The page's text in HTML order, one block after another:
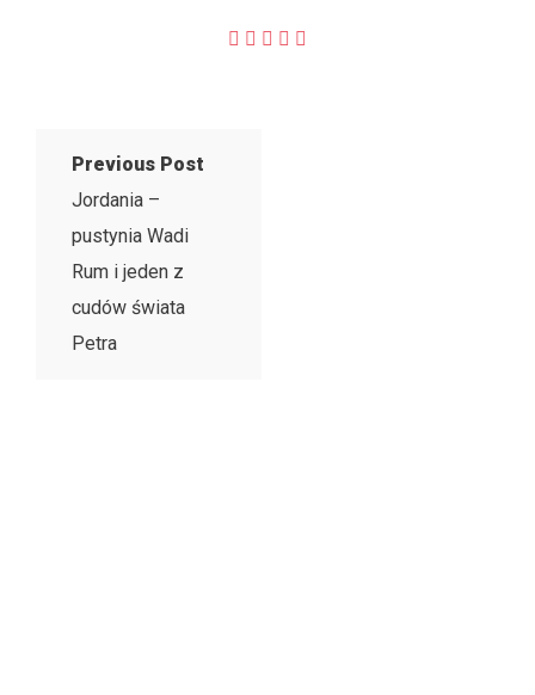
Previous Post
Jordania –
pustynia Wadi
Rum i jeden z
cudów świata
Petra